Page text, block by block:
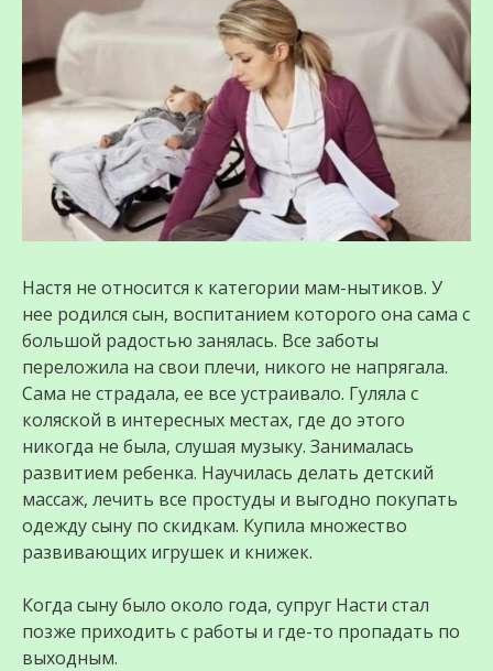
Настя не относится к категории мам-нытиков. У
нее родился сын, воспитанием которого она сама с
большой радостью занялась. Все заботы
переложила на свои плечи, никого не напрягала.
Сама не страдала, ее все устраивало. Гуляла с
коляской в интересных местах, где до этого
никогда не была, слушая музыку. Занималась
развитием ребенка. Научилась делать детский
массаж, лечить все простуды и выгодно покупать
одежду сыну по скидкам. Купила множество
развивающих игрушек и книжек.
Когда сыну было около года, супруг Насти стал
позже приходить с работы и где-то пропадать по
выходным.